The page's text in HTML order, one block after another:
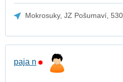
Mokrosuky, JZ Pošumaví,
paja n